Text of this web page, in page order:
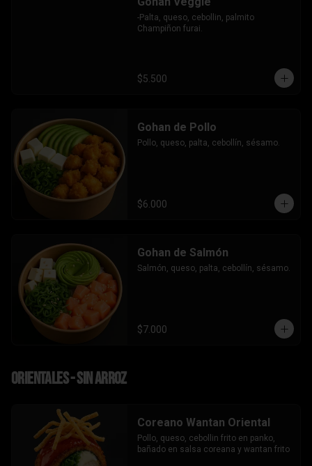
-Palta, queso, cebollin, palmito
Champiñon furai.
$5.500
Gohan de Pollo
Pollo, queso, palta, cebollín, sésamo.
$6.000
Gohan de Salmón
Salmón, queso, palta, cebollín, sésamo.
$7.000
Orientales - sin arroz
Coreano Wantan Oriental
Pollo, queso, cebollin frito en panko,
bañado en salsa coreana y wantan frito